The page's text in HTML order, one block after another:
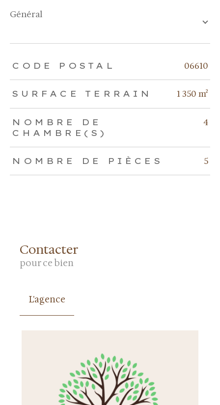
général
TRAD_ZEPHYR_Caracteristique TRAD_ZEPHYR_Valeurs
CODE POSTAL 06610
SURFACE TERRAIN 1 350 m²
NOMBRE DE
CHAMBRE(S)
4
NOMBRE DE PIÈCES 5
Contacter
pour ce bien
L'agence